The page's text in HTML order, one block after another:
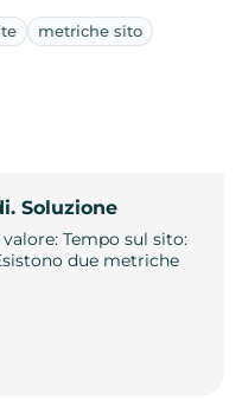
metriche sito
Soluzione
Tempo sul sito:
due metriche